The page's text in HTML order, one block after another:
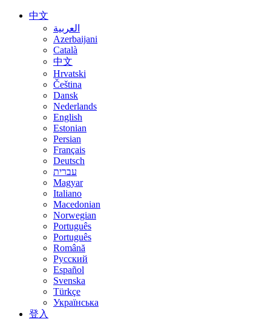
中文
العربية
Azerbaijani
Català
中文
Hrvatski
Čeština
Dansk
Nederlands
English
Estonian
Persian
Français
Deutsch
עברית
Magyar
Italiano
Macedonian
Norwegian
Português
Português
Română
Русский
Español
Svenska
Türkçe
Українська
登入